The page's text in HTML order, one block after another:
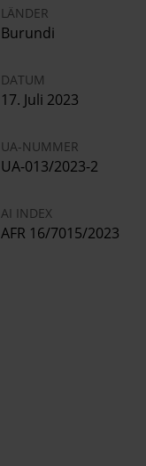
LÄNDER
Burundi
DATUM
17. Juli 2023
UA-NUMMER
UA-013/2023-2
AI INDEX
AFR 16/7015/2023